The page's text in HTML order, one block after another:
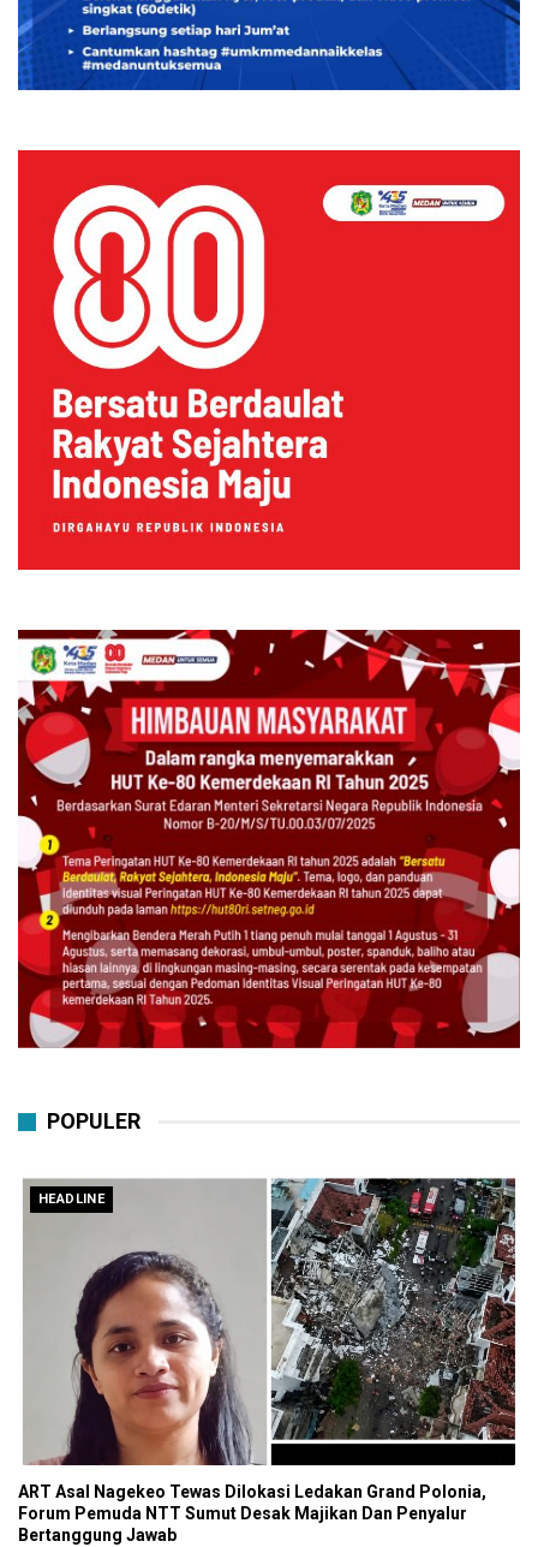
POPULER
HEADLINE
ART Asal Nagekeo Tewas Dilokasi Ledakan Grand Polonia,
Forum Pemuda NTT Sumut Desak Majikan Dan Penyalur
Bertanggung Jawab